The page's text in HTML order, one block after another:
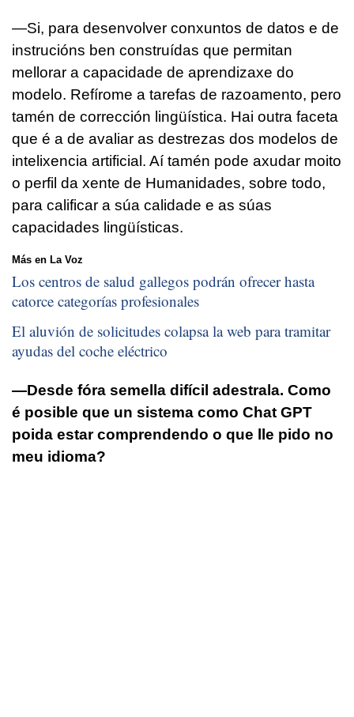
—Si, para desenvolver conxuntos de datos e de
instrucións ben construídas que permitan
mellorar a capacidade de aprendizaxe do
modelo. Refírome a tarefas de razoamento, pero
tamén de corrección lingüística. Hai outra faceta
que é a de avaliar as destrezas dos modelos de
intelixencia artificial. Aí tamén pode axudar moito
o perfil da xente de Humanidades, sobre todo,
para calificar a súa calidade e as súas
capacidades lingüísticas.
Más en La Voz
Los centros de salud gallegos podrán ofrecer hasta
catorce categorías profesionales
El aluvión de solicitudes colapsa la web para tramitar
ayudas del coche eléctrico
—Desde fóra semella difícil adestrala. Como
é posible que un sistema como Chat GPT
poida estar comprendendo o que lle pido no
meu idioma?